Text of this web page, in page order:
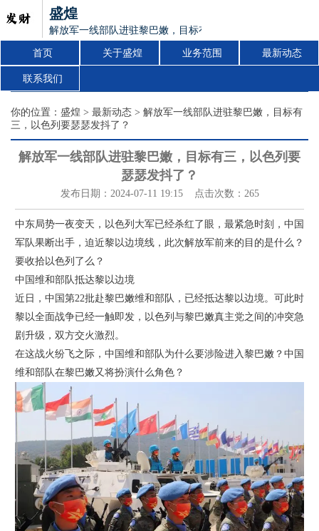
盛煌
解放军一线部队进驻黎巴嫩，目标有三，以色列要瑟瑟发抖
首页 关于盛煌 业务范围 最新动态
联系我们
你的位置： 盛煌 > 最新动态 > 解放军一线部队进驻黎巴嫩，目标有
三，以色列要瑟瑟发抖了？
解放军一线部队进驻黎巴嫩，目标有三，以色列要
瑟瑟发抖了？
发布日期：2024-07-11 19:15 点击次数：265
中东局势一夜变天，以色列大军已经杀红了眼，最紧急时刻，中国
军队果断出手，迫近黎以边境线，此次解放军前来的目的是什么？
要收拾以色列了么？
中国维和部队抵达黎以边境
近日，中国第22批赴黎巴嫩维和部队，已经抵达黎以边境。可此时
黎以全面战争已经一触即发，以色列与黎巴嫩真主党之间的冲突急
剧升级，双方交火激烈。
在这战火纷飞之际，中国维和部队为什么要涉险进入黎巴嫩？中国
维和部队在黎巴嫩又将扮演什么角色？